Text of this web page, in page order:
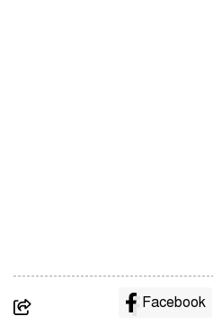
Facebook